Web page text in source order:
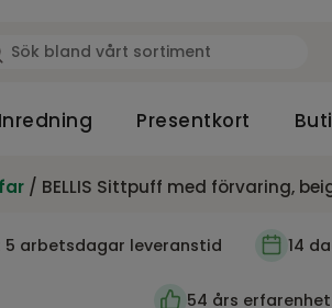
Inredning Presentkort
/ BELLIS Sittpuff med förvaring,
5 arbetsdagar leveranstid 14
54 års